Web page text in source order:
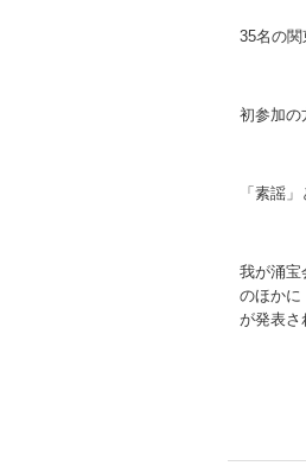
35名の関
初参加の
「素謡
我が涌宝
のほかに
が発表さ